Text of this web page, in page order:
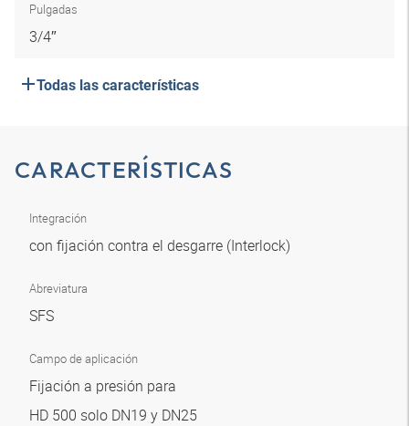
Pulgadas
3/4″
Todas las características
CARACTERÍSTICAS
Integración
con fijación contra el desgarre (Interlock)
Abreviatura
SFS
Campo de aplicación
Fijación a presión para
HD 500 solo DN19 y DN25